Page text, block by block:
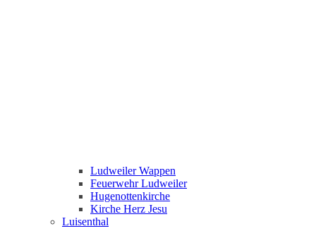
Ludweiler Wappen
Feuerwehr Ludweiler
Hugenottenkirche
Kirche Herz Jesu
Luisenthal